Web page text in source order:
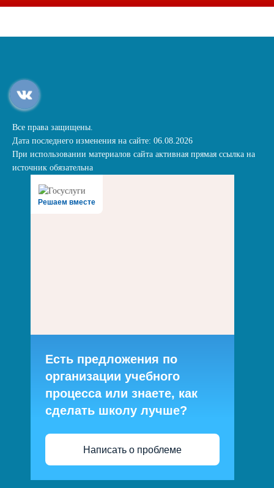
Все права защищены.
Дата последнего изменения на сайте: 06.08.2026
При использовании материалов сайта активная прямая ссылка на
источник обязательна
Решаем вместе
Есть предложения по
организации учебного
процесса или знаете, как
сделать школу лучше?
Написать о проблеме